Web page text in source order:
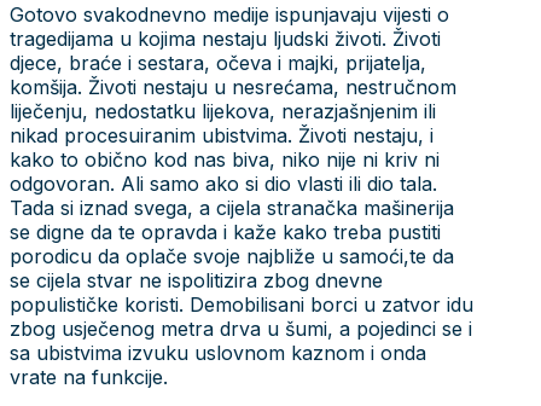
Gotovo svakodnevno medije ispunjavaju vijesti o
tragedijama u kojima nestaju ljudski životi. Životi
djece, braće i sestara, očeva i majki, prijatelja,
komšija. Životi nestaju u nesrećama, nestručnom
liječenju, nedostatku lijekova, nerazjašnjenim ili
nikad procesuiranim ubistvima. Životi nestaju, i
kako to obično kod nas biva, niko nije ni kriv ni
odgovoran. Ali samo ako si dio vlasti ili dio tala.
Tada si iznad svega, a cijela stranačka mašinerija
se digne da te opravda i kaže kako treba pustiti
porodicu da oplače svoje najbliže u samoći,te da
se cijela stvar ne ispolitizira zbog dnevne
populističke koristi. Demobilisani borci u zatvor idu
zbog usječenog metra drva u šumi, a pojedinci se i
sa ubistvima izvuku uslovnom kaznom i onda
vrate na funkcije.